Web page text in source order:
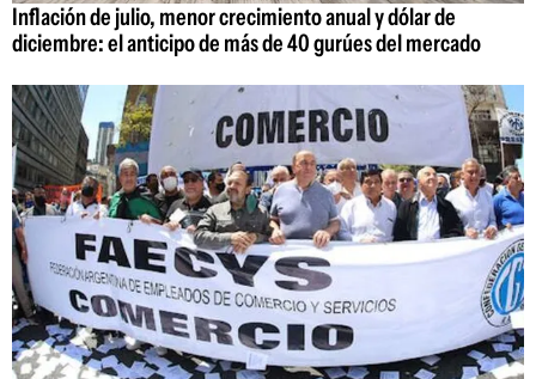
Inflación de julio, menor crecimiento anual y dólar de
diciembre: el anticipo de más de 40 gurúes del mercado